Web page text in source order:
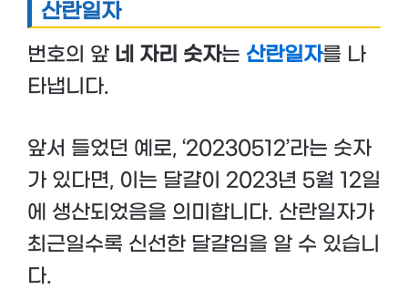
산란일자
번호의 앞 네 자리 숫자는 산란일자를 나
타냅니다.
앞서 들었던 예로, ‘20230512’라는 숫자
가 있다면, 이는 달걀이 2023년 5월 12일
에 생산되었음을 의미합니다. 산란일자가
최근일수록 신선한 달걀임을 알 수 있습니
다.